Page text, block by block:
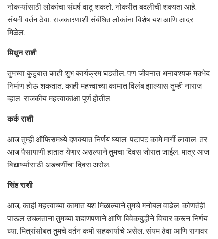
नोकऱ्यांसाठी लोकांचा संघर्ष वाढू शकतो. नोकरीत बदलीची शक्यता आहे.
संयमी वर्तन ठेवा. राजकारणाशी संबंधित लोकांना विशेष यश आणि आदर
मिळेल.
मिथुन राशी
तुमच्या कुटुंबात काही शुभ कार्यक्रम घडतील. पण जीवनात अनावश्यक मतभेद
निर्माण होऊ शकतात. काही महत्त्वाच्या कामात विलंब झाल्यास तुम्ही नाराज
व्हाल. राजकीय महत्त्वाकांक्षा पूर्ण होतील.
कर्क राशी
आज तुम्ही ऑफिसमध्ये दणक्यात निर्णय घ्याल. पटापट कामे मार्गी लावाल. तर
आज पैसापाणी हातात येणार असल्याने तुमचा दिवस जोरात जाईल. मात्र आज
विद्यार्थ्यांसाठी अडचणींचा दिवस असेल.
सिंह राशी
आज, काही महत्त्वाच्या कामात यश मिळाल्याने तुमचे मनोबल वाढेल. कोणतेही
पाऊल उचलताना तुमच्या शहाणपणाने आणि विवेकबुद्धीने विचार करून निर्णय
घ्या. मित्रांसोबत तुमचे वर्तन कमी सहकार्याचे असेल. संयम ठेवा आणि रागावर